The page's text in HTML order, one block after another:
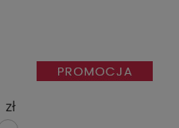
zł